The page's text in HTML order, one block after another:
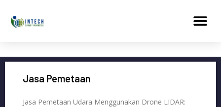
Jasa Pemetaan
Jasa Pemetaan Udara Menggunakan Drone LIDAR: